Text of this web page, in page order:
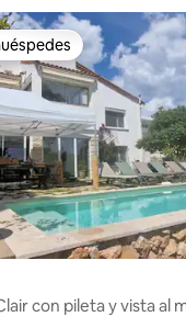
con pileta y vista al